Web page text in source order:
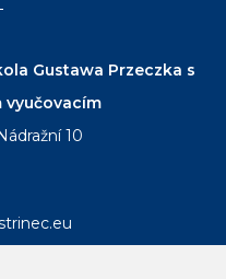
Gustawa Przeczka s
vyučovacím
10